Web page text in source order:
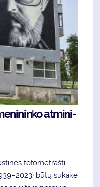
at­mi­ni­
fo­to­met­raš­ti­
bū­tų sukakę